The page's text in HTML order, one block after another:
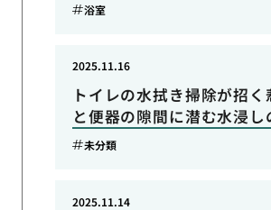
浴室
トイレの水拭き掃除が招く
と便器の隙間に潜む水浸し
2025.11.16
未分類
2025.11.14